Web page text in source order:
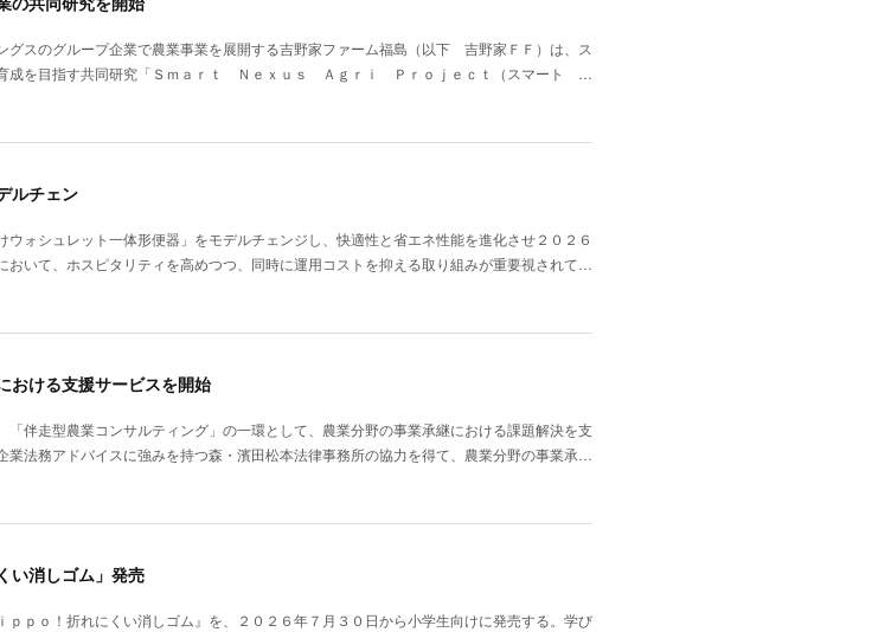
スのグループ企業で農業事業を展開する吉野家ファーム福島（以下 吉野家ＦＦ）は、ス
育成を目指す共同研究「Ｓｍａｒｔ Ｎｅｘｕｓ Ａｇｒｉ Ｐｒｏｊｅｃｔ（スマート …
ルチェン
ォシュレット一体形便器」をモデルチェンジし、快適性と省エネ性能を進化させ２０２６
いて、ホスピタリティを高めつつ、同時に運用コストを抑える取り組みが重要視されて…
ける支援サービスを開始
伴走型農業コンサルティング」の一環として、農業分野の事業承継における課題解決を支
法務アドバイスに強みを持つ森・濱田松本法律事務所の協力を得て、農業分野の事業承…
い消しゴム」発売
ｐｏ！折れにくい消しゴム』を、２０２６年７月３０日から小学生向けに発売する。学び